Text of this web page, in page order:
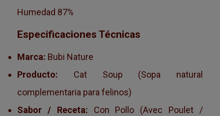
Humedad 87%
Especificaciones Técnicas
Marca: Bubi Nature
Producto: Cat Soup (Sopa natural
complementaria para felinos)
Sabor / Receta: Con Pollo (Avec Poulet /